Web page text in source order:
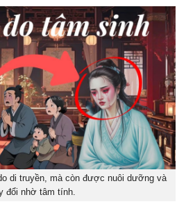
di truyền, mà còn được nuôi dưỡng và
đổi nhờ tâm tính.